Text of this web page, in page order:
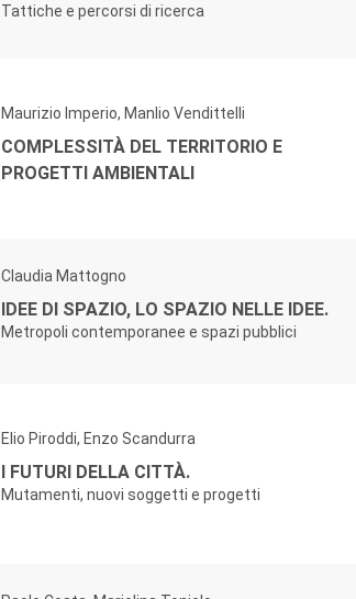
Tattiche e percorsi di ricerca
Maurizio Imperio, Manlio Vendittelli
COMPLESSITÀ DEL TERRITORIO E
PROGETTI AMBIENTALI
Claudia Mattogno
IDEE DI SPAZIO, LO SPAZIO NELLE IDEE.
Metropoli contemporanee e spazi pubblici
Elio Piroddi, Enzo Scandurra
I FUTURI DELLA CITTÀ.
Mutamenti, nuovi soggetti e progetti